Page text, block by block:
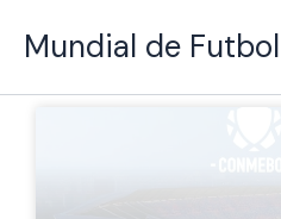
Mundial de